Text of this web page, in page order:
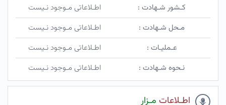
کـشور شـهادت :
اطـلاعاتی مـوجود نـیست
مـحل شـهادت :
اطـلاعاتی مـوجود نـیست
عـملیـات :
اطـلاعاتی مـوجود نـیست
نـحوه شـهادت :
اطـلاعاتی مـوجود نـیست
اطـلاعات مـزار